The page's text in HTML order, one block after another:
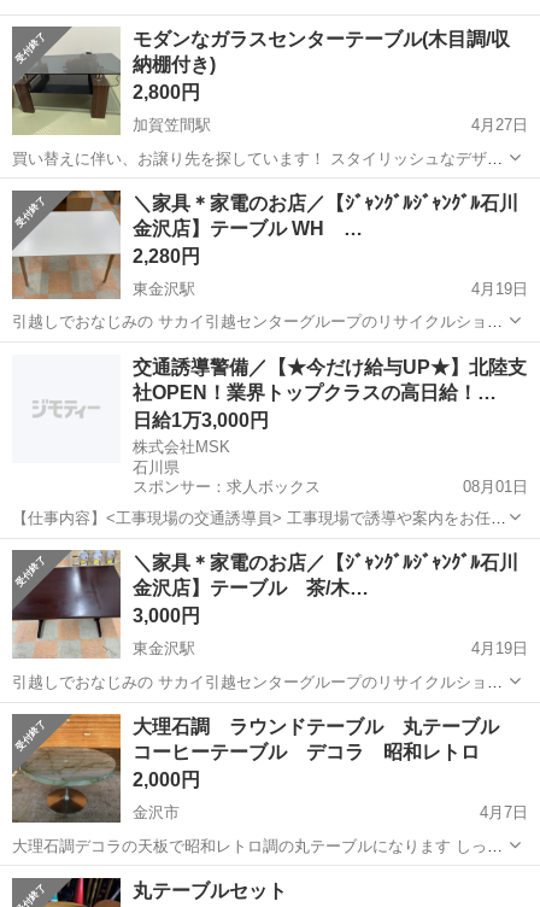
モダンなガラスセンターテーブル(木目調/収
納棚付き)
2,800円
加賀笠間駅
4月27日
買い替えに伴い、お譲り先を探しています！ スタイリッシュなデザイ
ンで、どんなお部屋にも合わせやすいセンターテーブルです。 【特
徴】 * **デザイン:** スモーク調のガラス天板と、温かみのある木目調
の脚が組み合わさった...
石川 白山市 加賀笠間駅 テーブル ガラス
＼家具＊家電のお店／【ｼﾞｬﾝｸﾞﾙｼﾞｬﾝｸﾞﾙ石川
金沢店】テーブル WH …
2,280円
東金沢駅
4月19日
引越しでおなじみの サカイ引越センターグループのリサイクルショッ
プ ジャングルジャングル石川金沢店です(*^^*) 店頭ご購入の際に「ジ
モティを見た」と言っていただくと、ジモティ限定価格(表示価格より
東金沢駅 テーブル
交通誘導警備／【★今だけ給与UP★】北陸支
社OPEN！業界トップクラスの高日給！…
日給1万3,000円
株式会社MSK
石川県
スポンサー：求人ボックス
08月01日
【仕事内容】<工事現場の交通誘導員> 工事現場で誘導や案内をお任せ
します! 〈具体的な仕事内容〉 ・出入車両や周囲を利用する歩行者の
誘導 事故やトラブルを未然に防ぎ、歩行者と車両の安全を守ります!
未経験でも安心の研修あり 3日間...
アルバイト・パート
＼家具＊家電のお店／【ｼﾞｬﾝｸﾞﾙｼﾞｬﾝｸﾞﾙ石川
金沢店】テーブル 茶/木…
3,000円
東金沢駅
4月19日
引越しでおなじみの サカイ引越センターグループのリサイクルショッ
プ ジャングルジャングル石川金沢店です(*^^*) 店頭ご購入の際に「ジ
モティを見た」と言っていただくと、ジモティ限定価格(表示価格より
7%O...
石川 金沢市 東金沢駅 テーブル
大理石調 ラウンドテーブル 丸テーブル
コーヒーテーブル デコラ 昭和レトロ
2,000円
金沢市
4月7日
大理石調デコラの天板で昭和レトロ調の丸テーブルになります しっか
りとした作りです 状態はとても綺麗です サイズ 直径90センチ 高さ
52センチ
石川 金沢市 テーブル デコラ
丸テーブルセット